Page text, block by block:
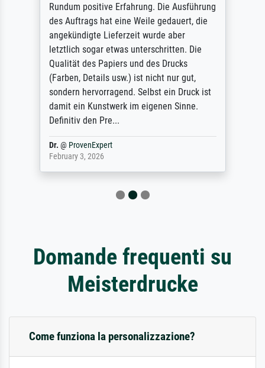
Rundum positive Erfahrung. Die Ausführung
des Auftrags hat eine Weile gedauert, die
angekündigte Lieferzeit wurde aber
letztlich sogar etwas unterschritten. Die
Qualität des Papiers und des Drucks
(Farben, Details usw.) ist nicht nur gut,
sondern hervorragend. Selbst ein Druck ist
damit ein Kunstwerk im eigenen Sinne.
Definitiv den Pre...
Dr. @ ProvenExpert
February 3, 2026
Domande frequenti su
Meisterdrucke
Come funziona la personalizzazione?